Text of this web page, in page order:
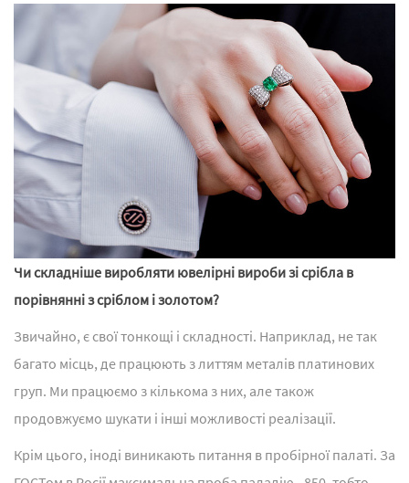
Чи складніше виробляти ювелірні вироби зі срібла в
порівнянні з сріблом і золотом?
Звичайно, є свої тонкощі і складності. Наприклад, не так
багато місць, де працюють з литтям металів платинових
груп. Ми працюємо з кількома з них, але також
продовжуємо шукати і інші можливості реалізації.
Крім цього, іноді виникають питання в пробірної палаті. За